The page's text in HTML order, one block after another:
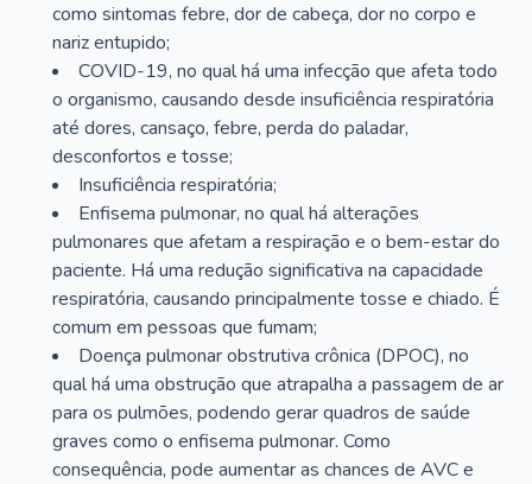
como sintomas febre, dor de cabeça, dor no corpo e
nariz entupido;
COVID-19, no qual há uma infecção que afeta todo
o organismo, causando desde insuficiência respiratória
até dores, cansaço, febre, perda do paladar,
desconfortos e tosse;
Insuficiência respiratória;
Enfisema pulmonar, no qual há alterações
pulmonares que afetam a respiração e o bem-estar do
paciente. Há uma redução significativa na capacidade
respiratória, causando principalmente tosse e chiado. É
comum em pessoas que fumam;
Doença pulmonar obstrutiva crônica (DPOC), no
qual há uma obstrução que atrapalha a passagem de ar
para os pulmões, podendo gerar quadros de saúde
graves como o enfisema pulmonar. Como
consequência, pode aumentar as chances de AVC e